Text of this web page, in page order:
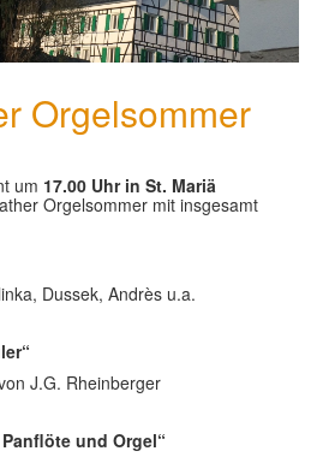
Orgelsommer
um 17.00 Uhr in St. Mariä
Orgelsommer mit insgesamt
Dussek, Andrès u.a.
J.G. Rheinberger
und Orgel“